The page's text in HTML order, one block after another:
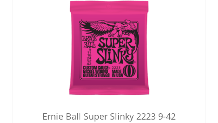
Ernie Ball Super Slinky 2223 9-42